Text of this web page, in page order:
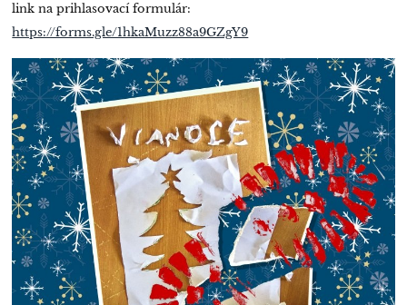
link na prihlasovací formulár:
https://forms.gle/1hkaMuzz88a9GZgY9